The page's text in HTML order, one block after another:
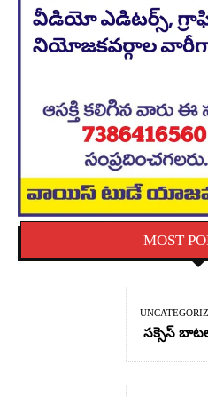
MOST
సక్సెస్